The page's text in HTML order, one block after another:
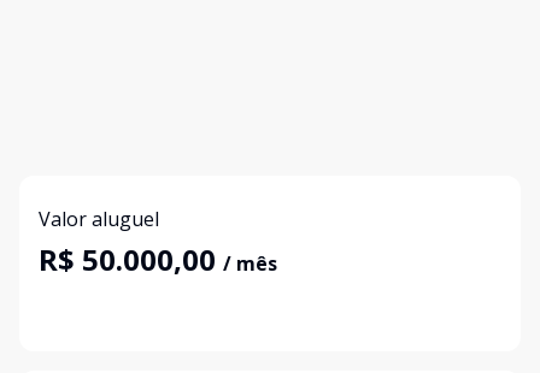
Valor aluguel
R$ 50.000,00 / mês